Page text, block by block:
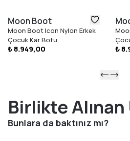
Moon Boot
Moon Boot Icon Nylon Erkek
Çocuk Kar Botu
₺ 8.949,00 ₺
Birlikte
Bunlara da baktınız mı?